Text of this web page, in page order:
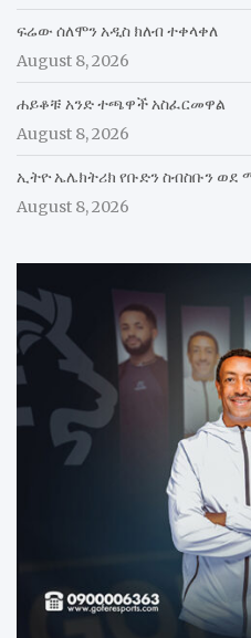
ፍሬው ሰለሞን አዲስ ክለብ ተቀላቀለ
August 8, 2026
ሐይቆቹ አንድ ተጫዋች አስፈርመዋል
August 8, 2026
ኢትዮ ኤሌክትሪክ የቡድን ስብስቡን ወደ
August 8, 2026